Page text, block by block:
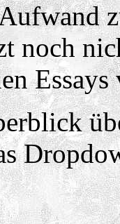
noch